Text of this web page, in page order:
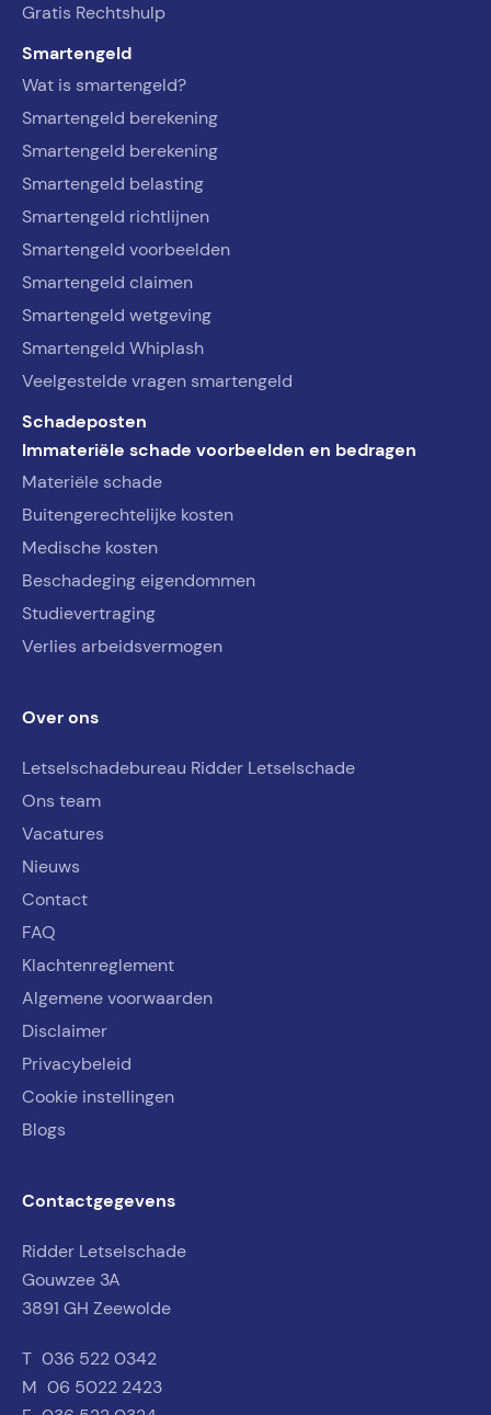
Gratis Rechtshulp
Smartengeld
Wat is smartengeld?
Smartengeld berekening
Smartengeld berekening
Smartengeld belasting
Smartengeld richtlijnen
Smartengeld voorbeelden
Smartengeld claimen
Smartengeld wetgeving
Smartengeld Whiplash
Veelgestelde vragen smartengeld
Schadeposten
Immateriële schade voorbeelden en bedragen
Materiële schade
Buitengerechtelijke kosten
Medische kosten
Beschadeging eigendommen
Studievertraging
Verlies arbeidsvermogen
Over ons
Letselschadebureau Ridder Letselschade
Ons team
Vacatures
Nieuws
Contact
FAQ
Klachtenreglement
Algemene voorwaarden
Disclaimer
Privacybeleid
Cookie instellingen
Blogs
Contactgegevens
Ridder Letselschade
Gouwzee 3A
3891 GH Zeewolde
T 036 522 0342
M 06 5022 2423